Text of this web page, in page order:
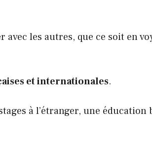
les autres, que ce soit en
et internationales.
à l’étranger, une